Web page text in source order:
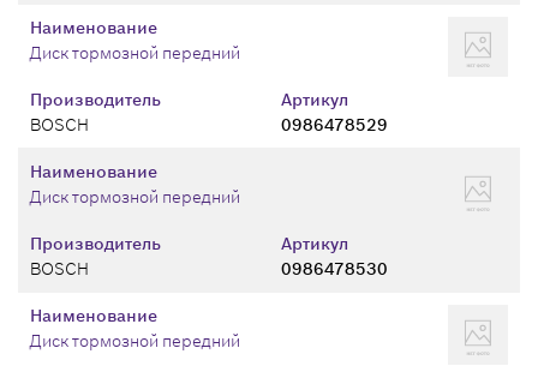
Производитель
BOSCH
Артикул
0986478529
Наименование
Диск тормозной передний
Производитель
BOSCH
Артикул
0986478530
Наименование
Диск тормозной передний
Наименование
Диск тормозной передний